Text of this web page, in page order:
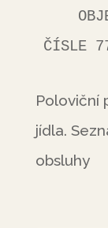
ČÍSLE
Poloviční
jídla.
obsluhy